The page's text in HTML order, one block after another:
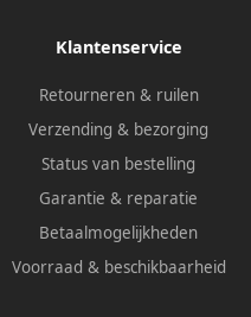
Klantenservice
Retourneren & ruilen
Verzending & bezorging
Status van bestelling
Garantie & reparatie
Betaalmogelijkheden
Voorraad & beschikbaarheid